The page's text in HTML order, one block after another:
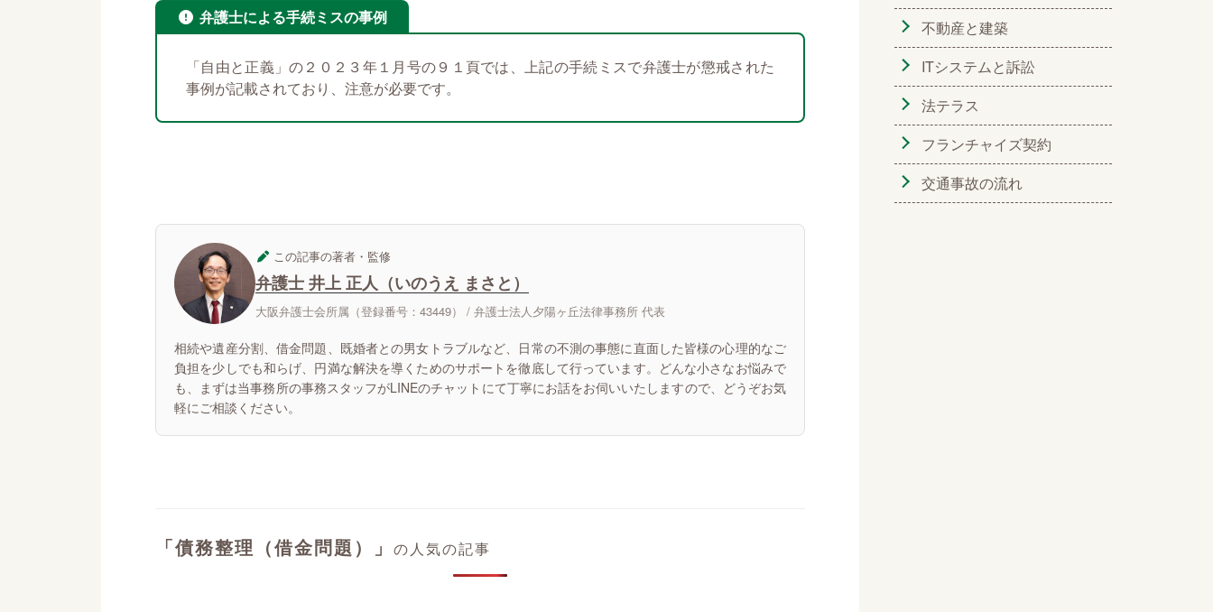
弁護士による手続ミスの事例
「自由と正義」の２０２３年１月号の９１頁では、上記の手続ミスで弁護士が懲戒された
事例が記載されており、注意が必要です。
この記事の著者・監修
弁護士 井上 正人（いのうえ まさと）
大阪弁護士会所属（登録番号：43449） / 弁護士法人夕陽ヶ丘法律事務所 代表
相続や遺産分割、借金問題、既婚者との男女トラブルなど、日常の不測の事態に直面した皆様の心理的なご
負担を少しでも和らげ、円満な解決を導くためのサポートを徹底して行っています。どんな小さなお悩みで
も、まずは当事務所の事務スタッフがLINEのチャットにて丁寧にお話をお伺いいたしますので、どうぞお気
軽にご相談ください。
「債務整理（借金問題）」 の人気の記事
不動産と建築
ITシステムと訴訟
法テラス
フランチャイズ契約
交通事故の流れ